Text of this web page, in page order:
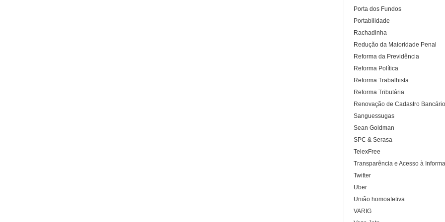
Porta dos Fundos
Portabilidade
Rachadinha
Redução da Maioridade Penal
Reforma da Previdência
Reforma Política
Reforma Trabalhista
Reforma Tributária
Renovação de Cadastro Bancário
Sanguessugas
Sean Goldman
SPC & Serasa
TelexFree
Transparência e Acesso à
Twitter
Uber
União homoafetiva
VARIG